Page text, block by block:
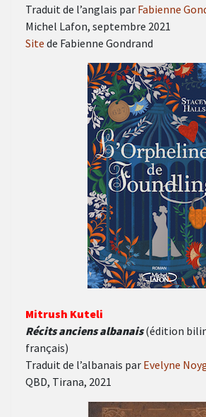
Traduit de l’anglais par Fabienne
Michel Lafon, septembre 2021
Site de Fabienne Gondrand
Mitrush Kuteli
Récits anciens albanais(édition
français)
Traduit de l’albanais par Evelyne
QBD, Tirana, 2021